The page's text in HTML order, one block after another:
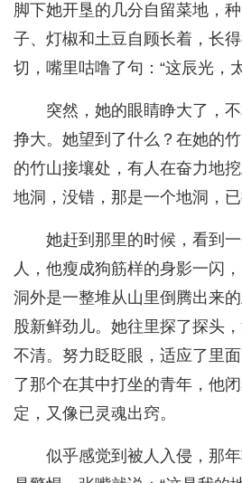
脚下她开垦的几分自留菜地，
子、灯椒和土豆自顾长着，长
切，嘴里咕噜了句：“这辰光，
突然，她的眼睛睁大了，
挣大。她望到了什么？在她的
的竹山接壤处，有人在奋力地
地洞，没错，那是一个地洞，已
她赶到那里的时候，看到
人，他瘦成狗筋样的身影一闪
洞外是一整堆从山里倒腾出来
股新鲜劲儿。她往里探了探头
不清。努力眨眨眼，适应了里
了那个在其中打坐的青年，他
定，又像已灵魂出窍。
似乎感觉到被人入侵，那